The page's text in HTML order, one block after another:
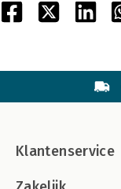
Klantenservice